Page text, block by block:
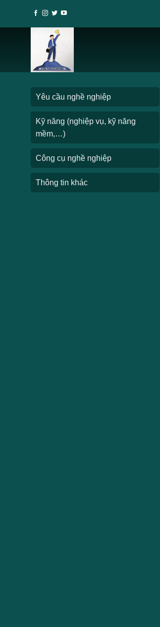
Yêu cầu nghề nghiệp
Kỹ năng (nghiệp vụ, kỹ năng
mềm,…)
Công cụ nghề nghiệp
Thông tin khác